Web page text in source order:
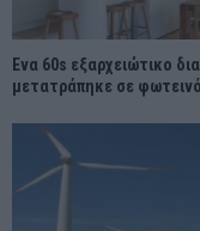
Ένα 60s εξαρχειώτικο
μετατράπηκε σε